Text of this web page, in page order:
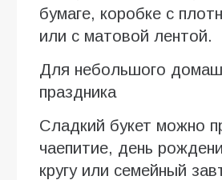
бумаге, коробке с
или с матовой лентой.
Для небольшого
праздника
Сладкий букет можно
чаепитие, день
кругу или семейный